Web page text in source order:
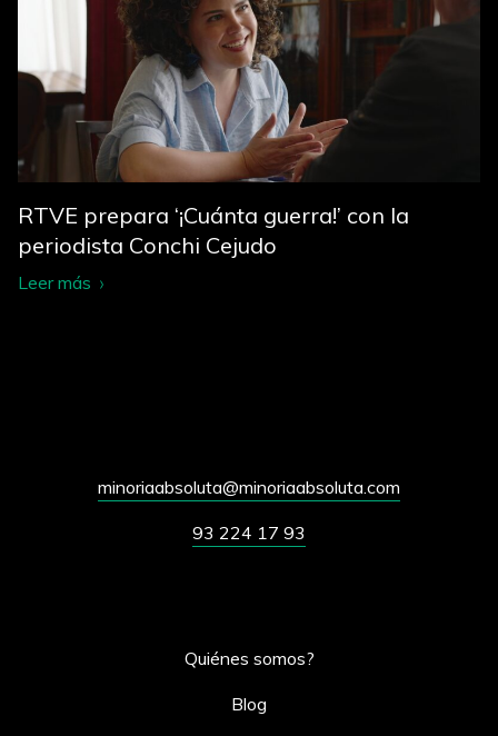
RTVE prepara ‘¡Cuánta guerra!’ con la
periodista Conchi Cejudo
Leer más
minoriaabsoluta@minoriaabsoluta.com
93 224 17 93
Quiénes somos?
Blog